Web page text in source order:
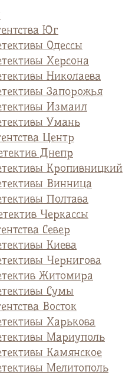
Юг
Одессы
Херсона
Николаева
Запорожья
Измаил
Умань
Центр
Днепр
Кропивницкий
Винница
Полтава
Черкассы
Север
Киева
Чернигова
Житомира
Сумы
Восток
Харькова
Мариуполь
Камянское
Мелитополь